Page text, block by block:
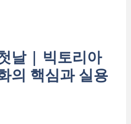
날 | 빅토리아
의 핵심과 실용